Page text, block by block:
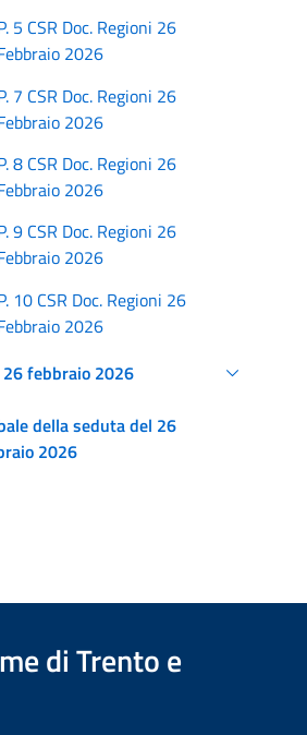
5 CSR Doc. Regioni 26
2026
7 CSR Doc. Regioni 26
2026
8 CSR Doc. Regioni 26
2026
9 CSR Doc. Regioni 26
2026
10 CSR Doc. Regioni 26
2026
febbraio 2026
della seduta del 26
2026
di Trento e